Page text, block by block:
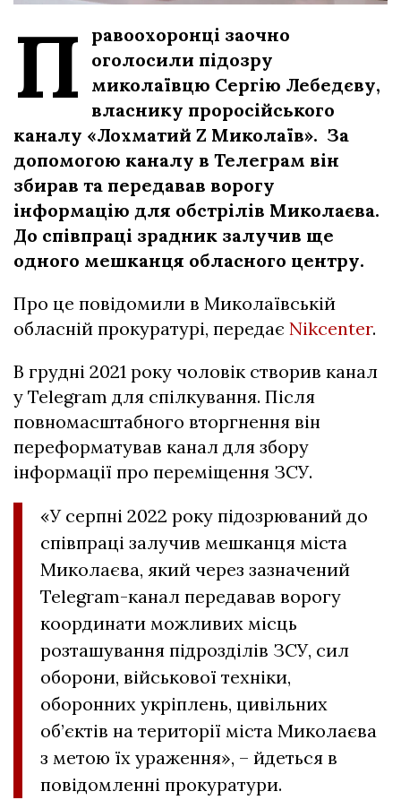
П
равоохоронці заочно
оголосили підозру
миколаївцю Сергію Лебедєву,
власнику проросійського
каналу «Лохматий Z Миколаїв». За
допомогою каналу в Телеграм він
збирав та передавав ворогу
інформацію для обстрілів Миколаєва.
До співпраці зрадник залучив ще
одного мешканця обласного центру.
Про це повідомили в Миколаївській
обласній прокуратурі, передає Nikcenter.
В грудні 2021 року чоловік створив канал
у Telegram для спілкування. Після
повномасштабного вторгнення він
переформатував канал для збору
інформації про переміщення ЗСУ.
«У серпні 2022 року підозрюваний до
співпраці залучив мешканця міста
Миколаєва, який через зазначений
Telegram-канал передавав ворогу
координати можливих місць
розташування підрозділів ЗСУ, сил
оборони, військової техніки,
оборонних укріплень, цивільних
об’єктів на території міста Миколаєва
з метою їх ураження», – йдеться в
повідомленні прокуратури.